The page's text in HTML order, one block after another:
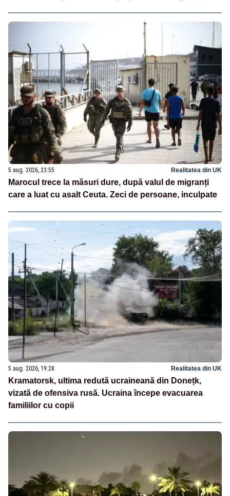
5 aug. 2026, 23:55 Realitatea din UK
Marocul trece la măsuri dure, după valul de migranți
care a luat cu asalt Ceuta. Zeci de persoane, inculpate
5 aug. 2026, 19:28 Realitatea din UK
Kramatorsk, ultima redută ucraineană din Donețk,
vizată de ofensiva rusă. Ucraina începe evacuarea
familiilor cu copii